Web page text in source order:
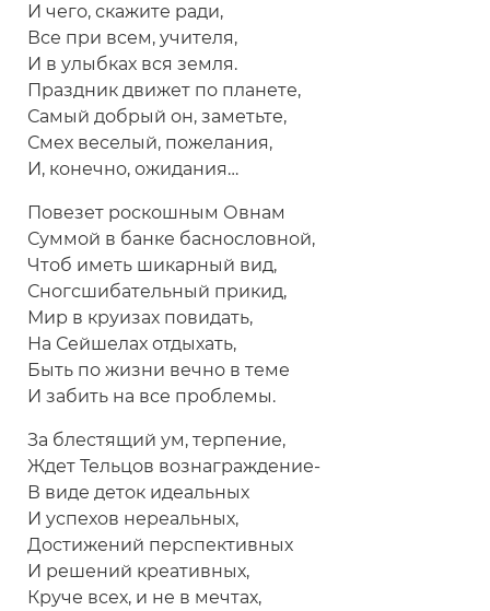
И чего, скажите ради,
Все при всем, учителя,
И в улыбках вся земля.
Праздник движет по планете,
Самый добрый он, заметьте,
Смех веселый, пожелания,
И, конечно, ожидания…
Повезет роскошным Овнам
Суммой в банке баснословной,
Чтоб иметь шикарный вид,
Сногсшибательный прикид,
Мир в круизах повидать,
На Сейшелах отдыхать,
Быть по жизни вечно в теме
И забить на все проблемы.
За блестящий ум, терпение,
Ждет Тельцов вознаграждение-
В виде деток идеальных
И успехов нереальных,
Достижений перспективных
И решений креативных,
Круче всех, и не в мечтах,